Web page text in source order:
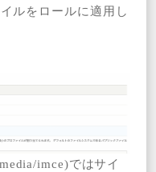
ルをロールに適用し
imce)ではサイ